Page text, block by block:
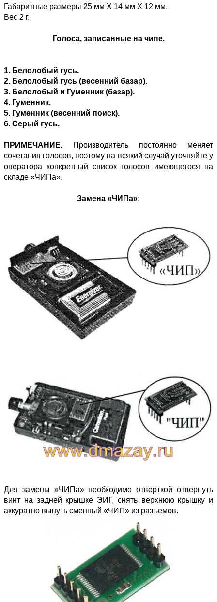
Габаритные размеры 25 мм Х 14 мм Х 12 мм.
Вес 2 г.
Голоса, записанные на чипе.
1. Белолобый гусь.
2. Белолобый гусь (весенний базар).
3. Белолобый и Гуменник (базар).
4. Гуменник.
5. Гуменник (весенний поиск).
6. Серый гусь.
ПРИМЕЧАНИЕ. Производитель постоянно меняет
сочетания голосов, поэтому на всякий случай уточняйте у
оператора конкретный список голосов имеющегося на
складе «ЧИПа».
Замена «ЧИПа»:
Для замены «ЧИПа» необходимо отверткой отвернуть
винт на задней крышке ЭИГ, снять верхнюю крышку и
аккуратно вынуть сменный «ЧИП» из разъемов.